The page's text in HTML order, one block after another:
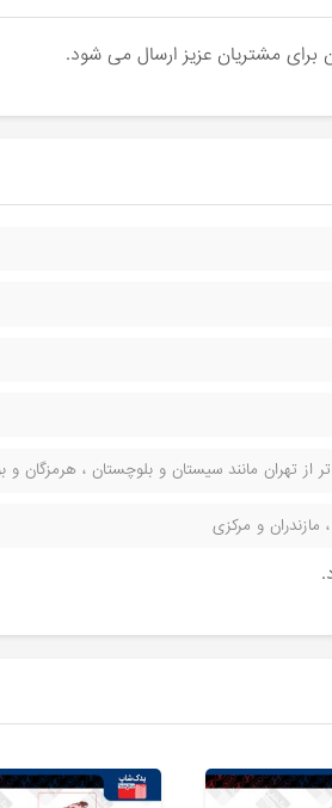
تهران مانند سیستان و بلوچستان ، هرمزگان و
و مرکزی